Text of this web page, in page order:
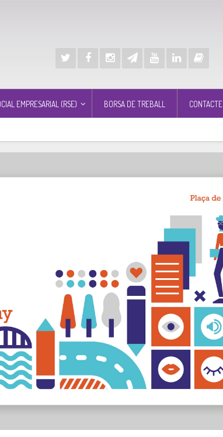
EMPRESARIAL (RSE) BORSA DE TREBALL CONTACTE